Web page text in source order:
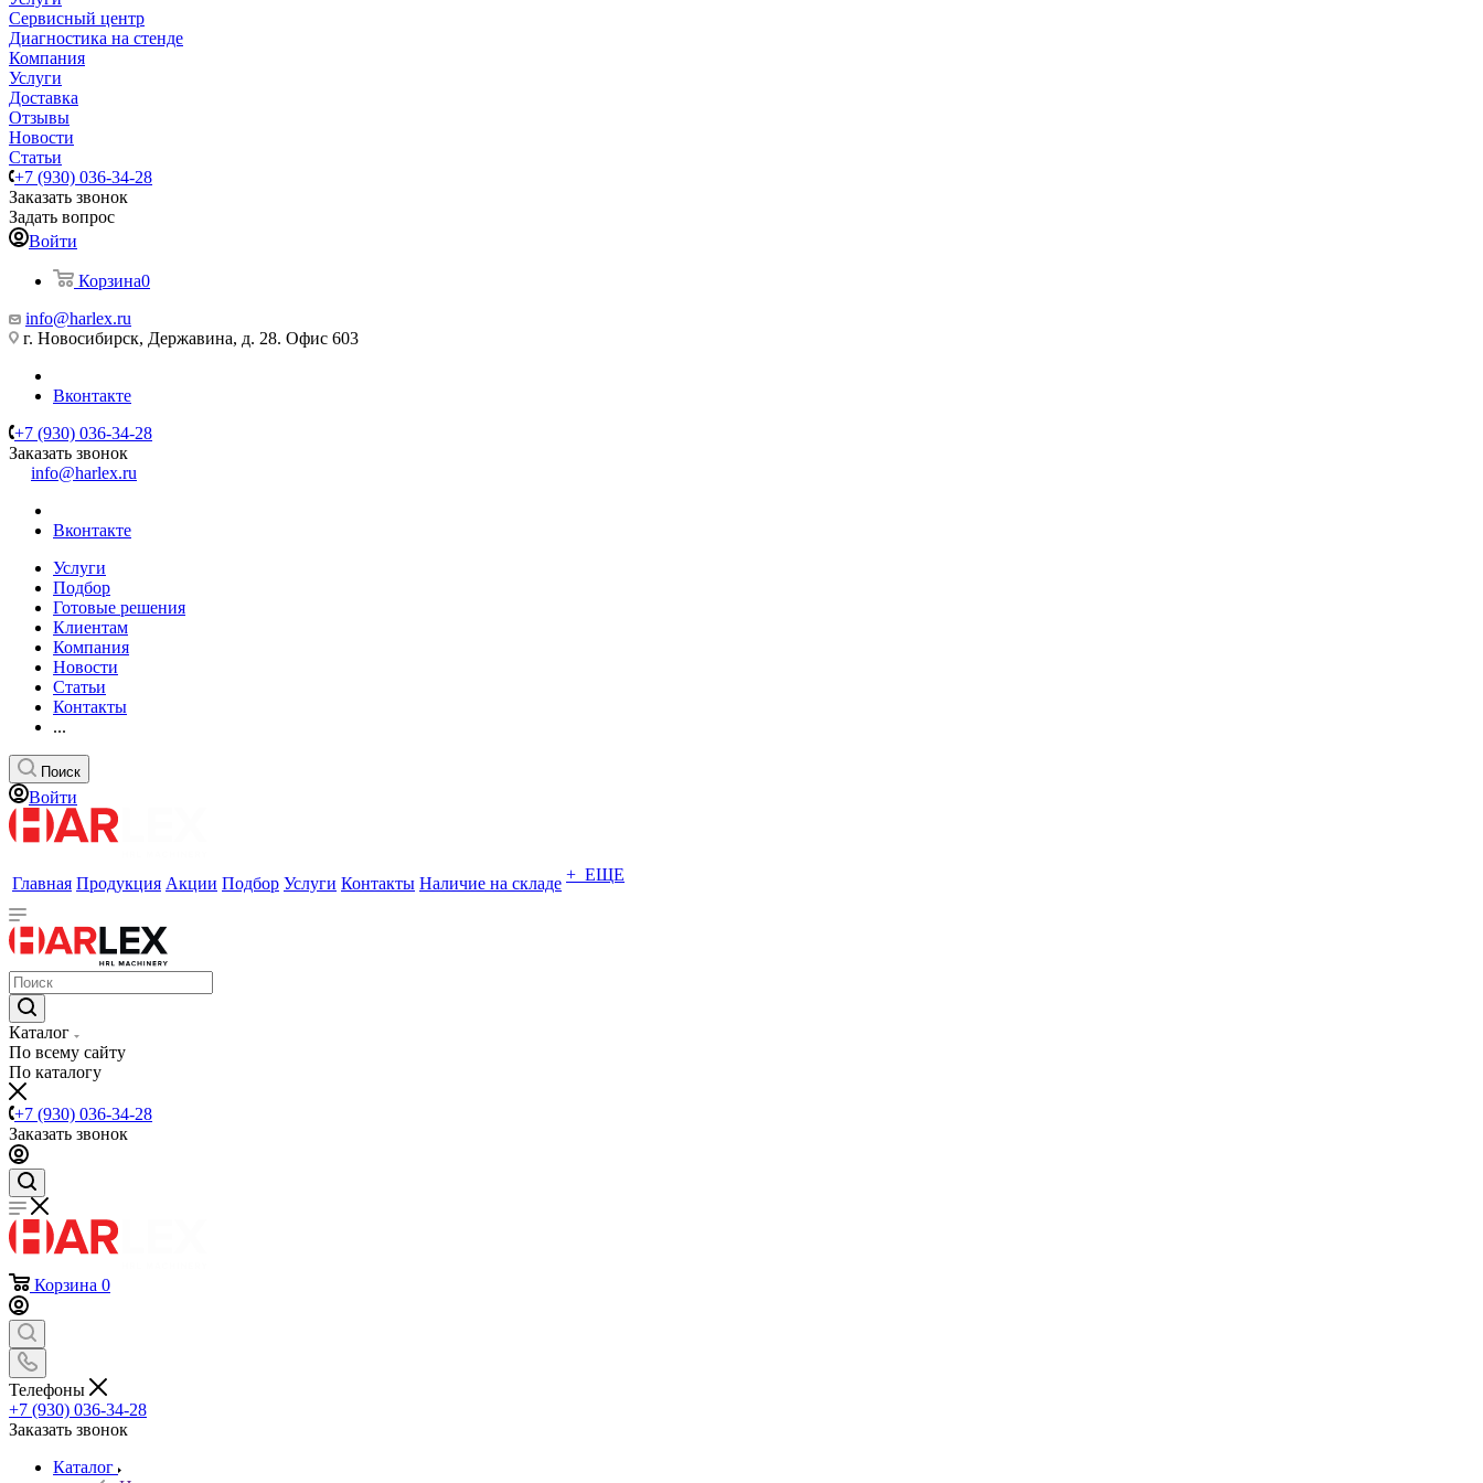
Сервисный центр
Диагностика на стенде
Компания
Услуги
Доставка
Отзывы
Новости
Статьи
+7 (930) 036-34-28
Заказать звонок
Задать вопрос
Войти
Корзина0
info@harlex.ru
г. Новосибирск, Державина, д. 28. Офис 603
Вконтакте
+7 (930) 036-34-28
Заказать звонок
info@harlex.ru
Вконтакте
Услуги
Подбор
Готовые решения
Клиентам
Компания
Новости
Статьи
Контакты
...
Поиск
Войти
Главная Продукция Акции Подбор Услуги Контакты Наличие на складе + ЕЩЕ
Каталог
По всему сайту
По каталогу
+7 (930) 036-34-28
Заказать звонок
Корзина 0
Телефоны
+7 (930) 036-34-28
Заказать звонок
Каталог